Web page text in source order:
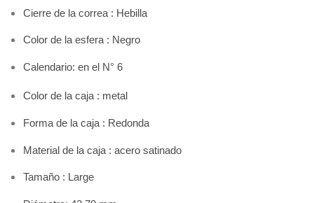
Cierre de la correa : Hebilla
Color de la esfera : Negro
Calendario: en el N° 6
Color de la caja : metal
Forma de la caja : Redonda
Material de la caja : acero satinado
Tamaño : Large